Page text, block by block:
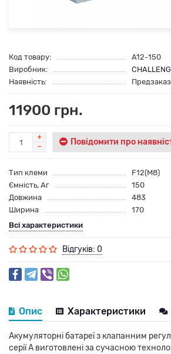
Код товару:
A12-150
Виробник:
Наявність:
Предзаказ
11900 грн.
Повідомити про
Тип клеми
F12(M8)
Ємність, Аг
150
Довжина
483
Ширина
170
Всі характеристики
Відгуків: 0
Опис Характеристики
Акумуляторні батареї з клапанним
серії А виготовлені за сучасною